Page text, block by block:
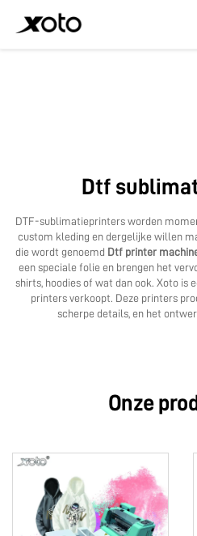
Service
Toepassing
Dtf
DTF-sublimatieprinters worden
custom kleding en dergelijke willen
die wordt genoemd Dtf printer
een speciale folie en brengen het
shirts, hoodies of wat dan ook. Xoto is
printers verkoopt. Deze printers
scherpe details, en het
Onze